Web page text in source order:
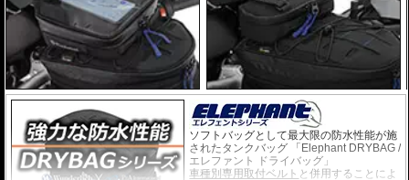
ソフトバッグとして最大限の防水性能が施
されたタンクバッグ 「Elephant DRYBAG /
エレファント ドライバッグ」
車種別専用取付ベルト と併用することによ